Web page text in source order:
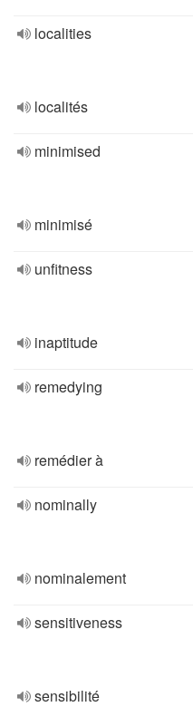
localities
localités
minimised
minimisé
unfitness
inaptitude
remedying
remédier à
nominally
nominalement
sensitiveness
sensibilité